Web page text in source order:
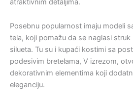
atraktivnim detaljima.
Posebnu popularnost imaju modeli
tela, koji pomažu da se naglasi
silueta. Tu su i kupaći kostimi sa
podesivim bretelama, V izrezom,
dekorativnim elementima koji
eleganciju.